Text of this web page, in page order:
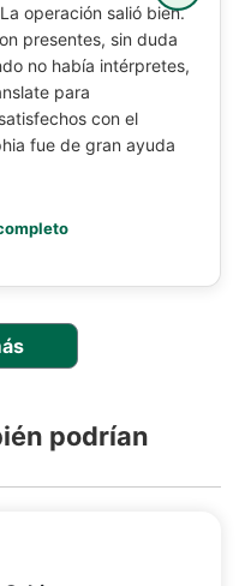
operación salió bien.
presentes, sin duda
no había intérpretes,
para
con el
fue de gran ayuda
podrían